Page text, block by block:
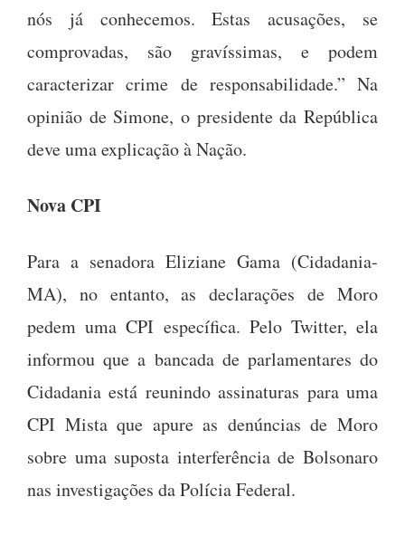
nós já conhecemos. Estas acusações, se
comprovadas, são gravíssimas, e podem
caracterizar crime de responsabilidade.” Na
opinião de Simone, o presidente da República
deve uma explicação à Nação.
Nova CPI
Para a senadora Eliziane Gama (Cidadania-
MA), no entanto, as declarações de Moro
pedem uma CPI específica. Pelo Twitter, ela
informou que a bancada de parlamentares do
Cidadania está reunindo assinaturas para uma
CPI Mista que apure as denúncias de Moro
sobre uma suposta interferência de Bolsonaro
nas investigações da Polícia Federal.